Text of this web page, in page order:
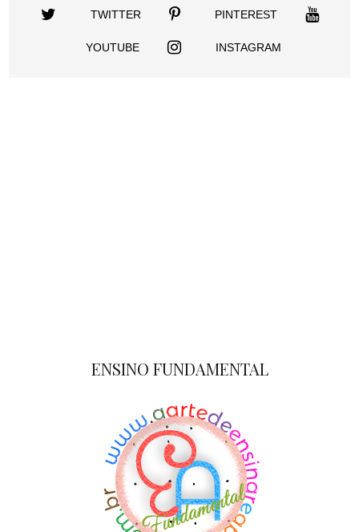
TWITTER PINTEREST
YOUTUBE INSTAGRAM
ENSINO FUNDAMENTAL